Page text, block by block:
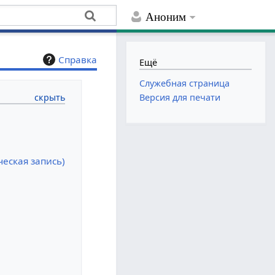
Аноним
Справка
запись)
Ещё
Служебная страница
Версия для печати